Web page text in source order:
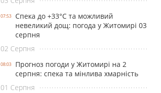
07:53
Спека до +33°С та можливий
невеликий дощ: погода у Житомирі 03
серпня
02 Серпня
08:03
Прогноз погоди у Житомирі на 2
серпня: спека та мінлива хмарність
01 Серпня